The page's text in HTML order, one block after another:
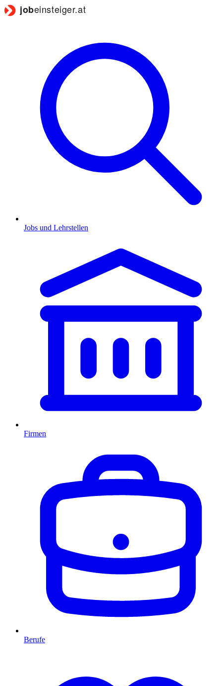
Jobs und Lehrstellen
Firmen
Berufe